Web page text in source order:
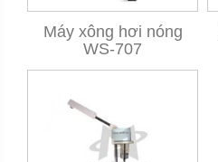
Máy xông hơi nóng
WS-707